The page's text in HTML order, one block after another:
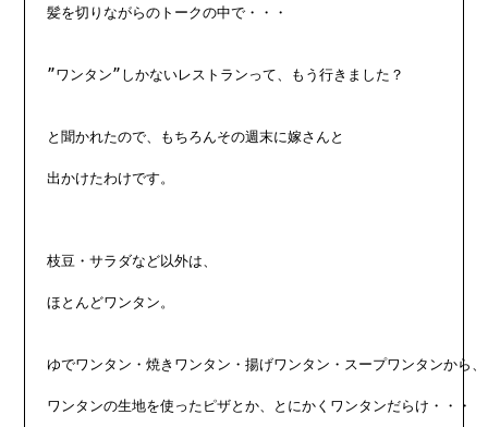
髪を切りながらのトークの中で・・・
”ワンタン”しかないレストランって、もう行きました？
と聞かれたので、もちろんその週末に嫁さんと
出かけたわけです。
枝豆・サラダなど以外は、
ほとんどワンタン。
ゆでワンタン・焼きワンタン・揚げワンタン・スープワンタンから、
ワンタンの生地を使ったピザとか、とにかくワンタンだらけ・・・